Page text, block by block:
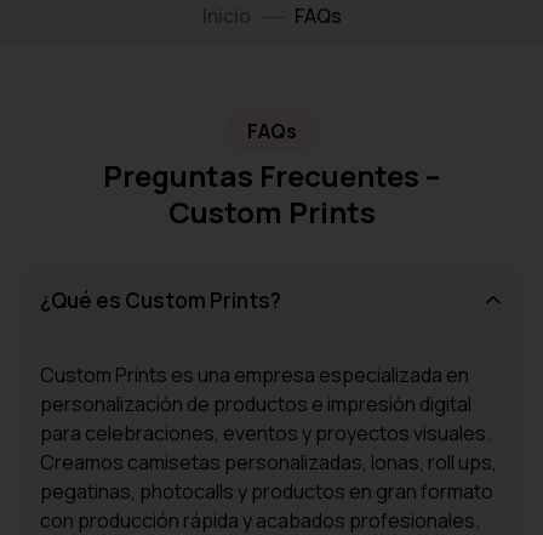
Inicio FAQs
FAQs
Preguntas Frecuentes –
Custom Prints
¿Qué es Custom Prints?
Custom Prints es una empresa especializada en
personalización de productos e impresión digital
para celebraciones, eventos y proyectos visuales.
Creamos camisetas personalizadas, lonas, roll ups,
pegatinas, photocalls y productos en gran formato
con producción rápida y acabados profesionales.